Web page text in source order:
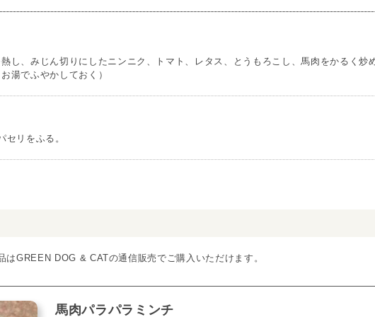
し、みじん切りにしたニンニク、トマト、レタス、とうもろこし、馬肉をかるく炒
湯でふやかしておく）
セリをふる。
はGREEN DOG & CATの通信販売でご購入いただけます。
馬肉パラパラミンチ